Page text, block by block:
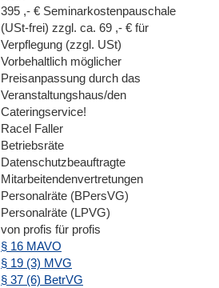
395 ,- € Seminarkostenpauschale
(USt-frei) zzgl. ca. 69 ,- € für
Verpflegung (zzgl. USt)
Vorbehaltlich möglicher
Preisanpassung durch das
Veranstaltungshaus/den
Cateringservice!
Racel Faller
Betriebsräte
Datenschutzbeauftragte
Mitarbeitendenvertretungen
Personalräte (BPersVG)
Personalräte (LPVG)
von profis für profis
§ 16 MAVO
§ 19 (3) MVG
§ 37 (6) BetrVG